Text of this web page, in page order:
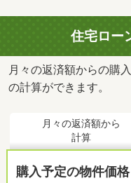
住宅ロー
月々の返済額からの購
の計算ができます。
月々の返済額から
計算
購入予定の物件価格